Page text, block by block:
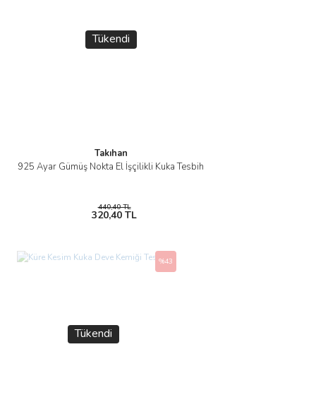
Tükendi
Takıhan
925 Ayar Gümüş Nokta El İşçilikli Kuka Tesbih
440,40 TL
320,40 TL
Tükendi
%43